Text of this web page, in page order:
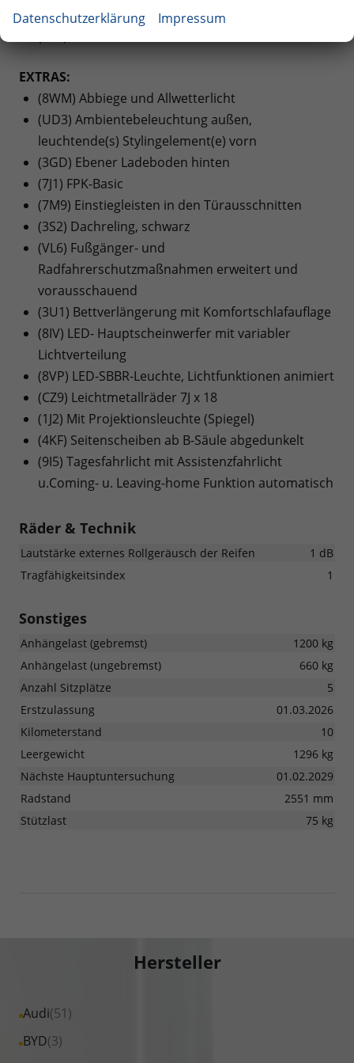
Vordersitzlehnen
EXTRAS:
(8WM) Abbiege und Allwetterlicht
(UD3) Ambientebeleuchtung außen,
leuchtende(s) Stylingelement(e) vorn
(3GD) Ebener Ladeboden hinten
(7J1) FPK-Basic
(7M9) Einstiegleisten in den Türausschnitten
(3S2) Dachreling, schwarz
(VL6) Fußgänger- und
Radfahrerschutzmaßnahmen erweitert und
vorausschauend
(3U1) Bettverlängerung mit Komfortschlafauflage
(8IV) LED- Hauptscheinwerfer mit variabler
Lichtverteilung
(8VP) LED-SBBR-Leuchte, Lichtfunktionen animiert
(CZ9) Leichtmetallräder 7J x 18
(1J2) Mit Projektionsleuchte (Spiegel)
(4KF) Seitenscheiben ab B-Säule abgedunkelt
(9I5) Tagesfahrlicht mit Assistenzfahrlicht
u.Coming- u. Leaving-home Funktion automatisch
Räder & Technik
Lautstärke externes Rollgeräusch der Reifen
1 dB
Tragfähigkeitsindex
1
Sonstiges
Anhängelast (gebremst)
1200 kg
Anhängelast (ungebremst)
660 kg
Anzahl Sitzplätze
5
Erstzulassung
01.03.2026
Kilometerstand
10
Leergewicht
1296 kg
Nächste Hauptuntersuchung
01.02.2029
Radstand
2551 mm
Stützlast
75 kg
Hersteller
Audi(51)
Alle
Fahrzeuge
BYD(3)
Alle
Datenschutzerklärung Impressum